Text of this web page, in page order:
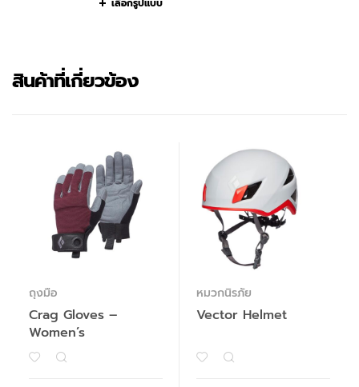
เลือกรูปแบบ
สินค้าที่เกี่ยวข้อง
ถุงมือ
Crag Gloves –
Women’s
หมวกนิรภัย
Vector Helmet